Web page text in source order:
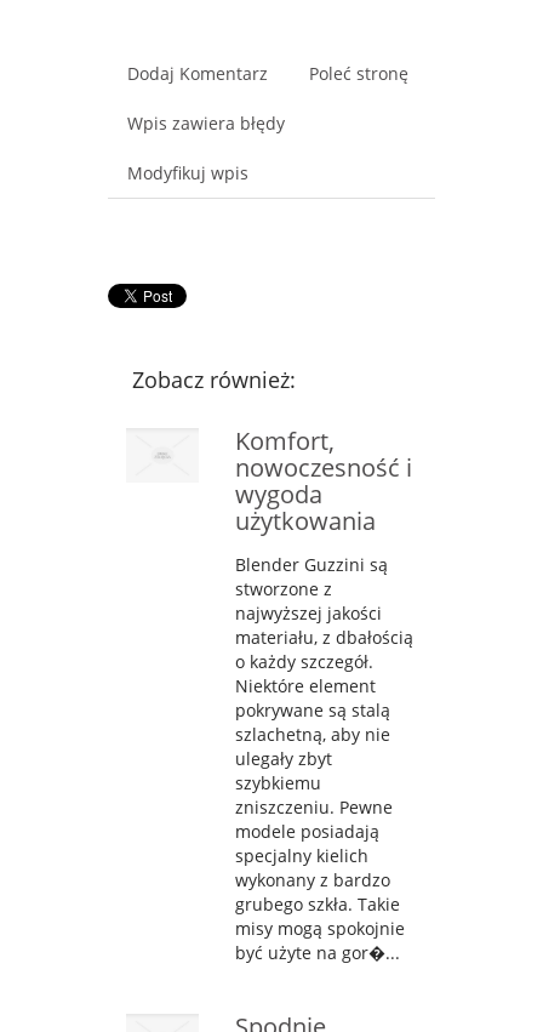
Dodaj Komentarz Poleć stronę
Wpis zawiera błędy
Modyfikuj wpis
Zobacz również:
Komfort,
nowoczesność i
wygoda
użytkowania
Blender Guzzini są
stworzone z
najwyższej jakości
materiału, z dbałością
o każdy szczegół.
Niektóre element
pokrywane są stalą
szlachetną, aby nie
ulegały zbyt
szybkiemu
zniszczeniu. Pewne
modele posiadają
specjalny kielich
wykonany z bardzo
grubego szkła. Takie
misy mogą spokojnie
być użyte na gor�...